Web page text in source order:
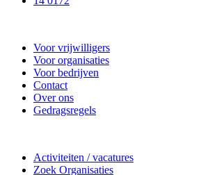
Voor vrijwilligers
Voor organisaties
Voor bedrijven
Contact
Over ons
Gedragsregels
Activiteiten / vacatures
Zoek Organisaties